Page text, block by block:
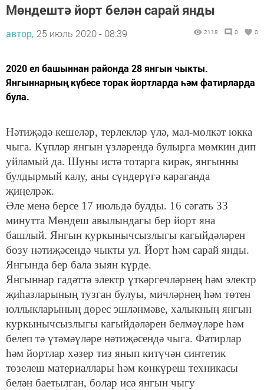
Мөндештә йорт белән сарай янды
автор, 25 июль 2020 - 08:39 2118 0 0
2020 ел башыннан районда 28 янгын чыкты.
Янгыннарның күбесе торак йортларда һәм фатирларда
була.
Нәтиҗәдә кешеләр, терлекләр үлә, мал-мөлкәт юкка
чыга. Күпләр янгын үзләрендә булырга мөмкин дип
уйламый да. Шуны истә тотарга кирәк, янгынны
булдырмый калу, аны сүндерүгә караганда
җиңелрәк.
Әле менә берсе 17 июльдә булды. 16 сәгать 33
минутта Мөндеш авылындагы бер йорт яна
башлый. Янгын куркынычсызлыгы кагыйдәләрен
бозу нәтиҗәсендә чыкты ул. Йорт һәм сарай янды.
Янгында бер бала зыян күрде.
Янгыннар гадәттә электр үткәргечләрнең һәм электр
җиһазларының тузган булуы, мичләрнең һәм төтен
юллыкларының дөрес эшләнмәве, халыкның янгын
куркынычсызлыгы кагыйдәләрен белмәүләре һәм
белеп тә үтәмәүләре нәтиҗәсендә чыга. Фатирлар
һәм йортлар хәзер тиз янып китүчән синтетик
төзелеш материаллары һәм көнкүреш техникасы
белән баетылган, болар исә янгын чыгу